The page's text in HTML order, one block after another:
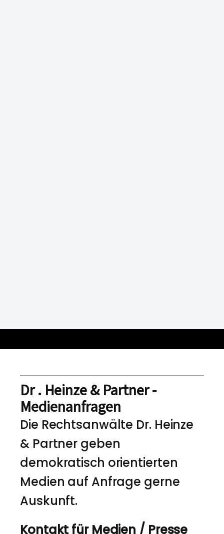
Dr . Heinze & Partner -
Medienanfragen
Die Rechtsanwälte Dr. Heinze
& Partner geben
demokratisch orientierten
Medien auf Anfrage gerne
Auskunft.
Kontakt für Medien / Presse